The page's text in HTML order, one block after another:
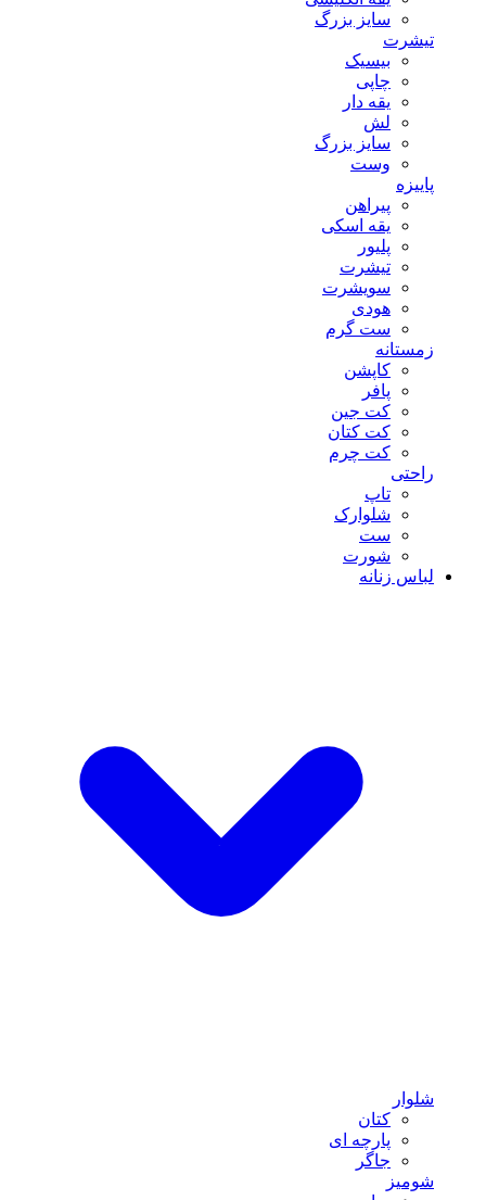
سایز بزرگ
تیشرت
بیسیک
چاپی
یقه دار
لش
سایز بزرگ
وست
پاییزه
پیراهن
یقه اسکی
پلیور
تیشرت
سویشرت
هودی
ست گرم
زمستانه
کاپشن
پافر
کت جین
کت کتان
کت چرم
راحتی
تاپ
شلوارک
ست
شورت
لباس زنانه
شلوار
کتان
پارچه ای
جاگر
شومیز